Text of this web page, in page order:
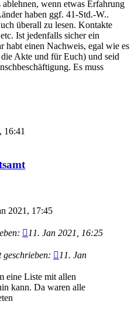
wenn etwas Erfahrung
haben ggf. 41-Std.-W..
überall zu lesen. Kontakte
Ist jedenfalls sicher ein
habt einen Nachweis, egal wie es
Akte und für Euch) und seid
Es muss
16:41
2021, 17:45
11. Jan 2021, 16:25
geschrieben:
11. Jan
eine Liste mit allen
kann. Da waren alle